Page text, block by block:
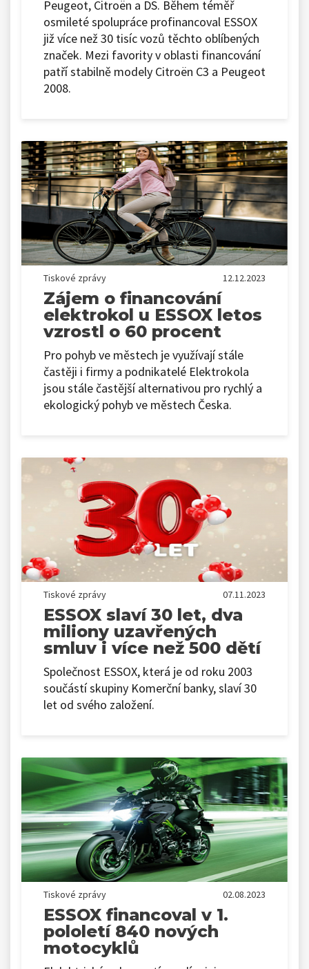
Peugeot, Citroën a DS. Během téměř
osmileté spolupráce profinancoval ESSOX
již více než 30 tisíc vozů těchto oblíbených
značek. Mezi favority v oblasti financování
patří stabilně modely Citroën C3 a Peugeot
2008.
Tiskové zprávy 12.12.2023
Zájem o financování
elektrokol u ESSOX letos
vzrostl o 60 procent
Pro pohyb ve městech je využívají stále
častěji i firmy a podnikatelé Elektrokola
jsou stále častější alternativou pro rychlý a
ekologický pohyb ve městech Česka.
Tiskové zprávy 07.11.2023
ESSOX slaví 30 let, dva
miliony uzavřených
smluv i více než 500 dětí
Společnost ESSOX, která je od roku 2003
součástí skupiny Komerční banky, slaví 30
let od svého založení.
Tiskové zprávy 02.08.2023
ESSOX financoval v 1.
pololetí 840 nových
motocyklů